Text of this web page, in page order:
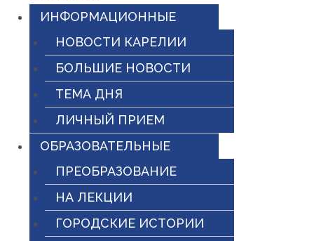
ИНФОРМАЦИОННЫЕ
НОВОСТИ КАРЕЛИИ
БОЛЬШИЕ НОВОСТИ
ТЕМА ДНЯ
ЛИЧНЫЙ ПРИЕМ
ОБРАЗОВАТЕЛЬНЫЕ
ПРЕОБРАЗОВАНИЕ
НА ЛЕКЦИИ
ГОРОДСКИЕ ИСТОРИИ